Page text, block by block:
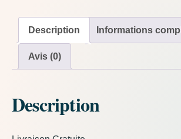
Description Informations
Avis (0)
Description